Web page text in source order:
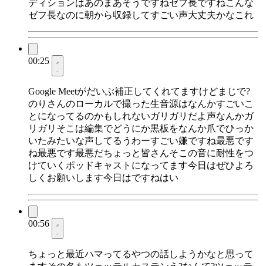
ディションはあのまあそうですねゼフ長ですねこんな
ゼフ長なのに朝から収録してすごい声大丈夫かなこれ
00:25
Google Meetがだいぶ補正してくれてますけどまじで?
のりさんのローカルで撮った生音源はなんかすごいこ
とになってるのかもしれないガリガリだよ声なんかガ
リガリそこは編集でどうにか黒板をなんか爪でひっか
いたみたいな声してるうわーすごい嫌ですね最悪です
ね最悪です最悪だちょっと皆さんそこの音に耐性をつ
けていくポッドキャストになってます今日はぜひよろ
しくお願いします今日はですねはい
00:56
ちょっと最近ハマってるやつの話しようかなと思って